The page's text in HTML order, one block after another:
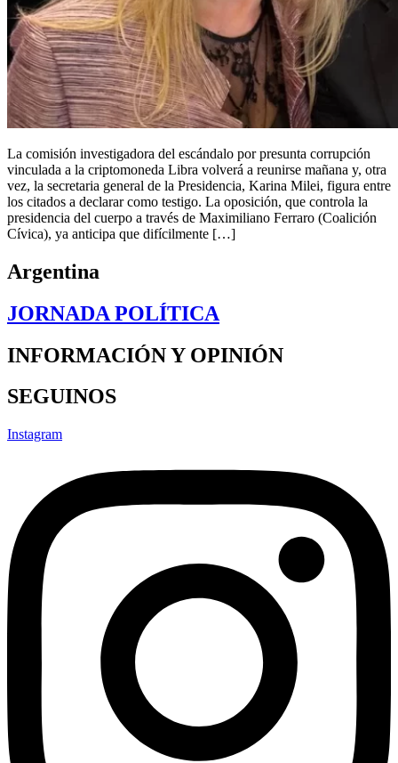
La comisión investigadora del escándalo por presunta corrupción
vinculada a la criptomoneda Libra volverá a reunirse mañana y, otra
vez, la secretaria general de la Presidencia, Karina Milei, figura entre
los citados a declarar como testigo. La oposición, que controla la
presidencia del cuerpo a través de Maximiliano Ferraro (Coalición
Cívica), ya anticipa que difícilmente […]
Argentina
JORNADA POLÍTICA
INFORMACIÓN Y OPINIÓN
SEGUINOS
Instagram